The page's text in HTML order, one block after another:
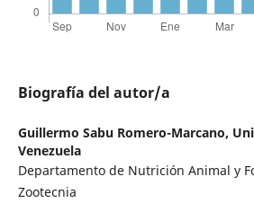
Biografía del autor/a
Guillermo Sabu Romero-Marcano,
Venezuela
Departamento de Nutrición Animal y
Zootecnia